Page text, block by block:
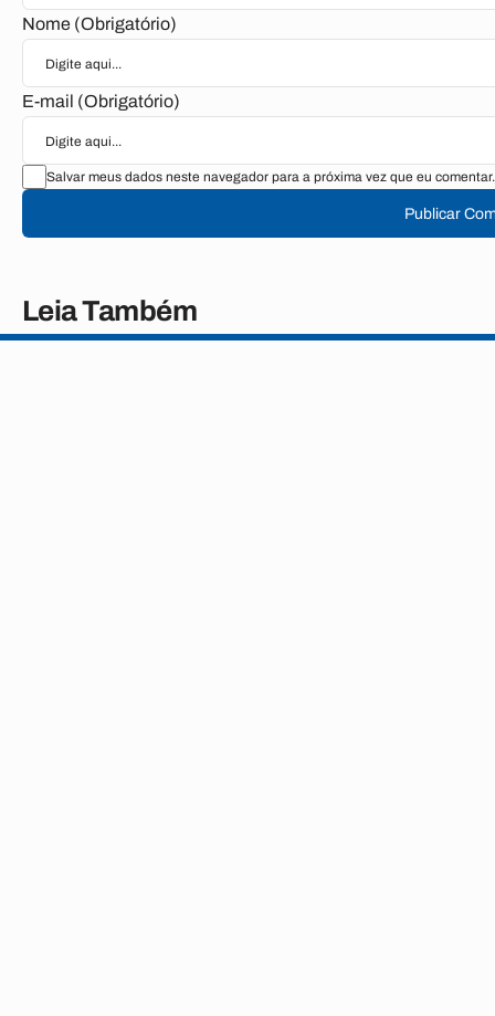
Nome (Obrigatório)
E-mail (Obrigatório)
Salvar meus dados neste navegador para a próxima vez que eu comentar.
Publicar
Leia Também